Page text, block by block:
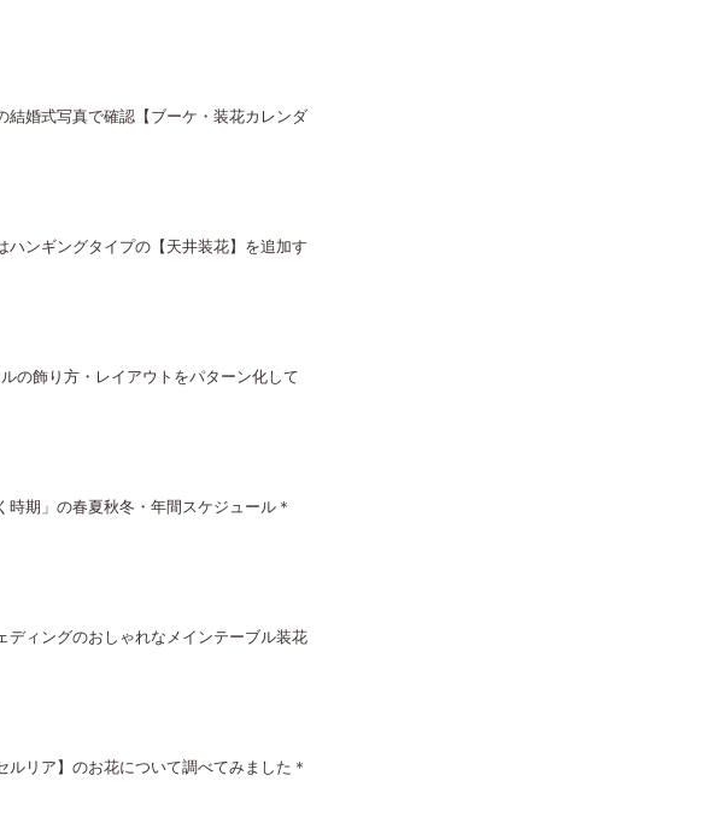
婚式写真で確認【ブーケ・装花カレンダ
ンギングタイプの【天井装花】を追加す
の飾り方・レイアウトをパターン化して
期」の春夏秋冬・年間スケジュール＊
ィングのおしゃれなメインテーブル装花
リア】のお花について調べてみました＊